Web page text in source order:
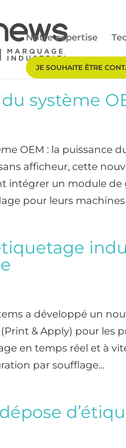
Notre expertise
JE SOUHAITE ÊTRE
système
OEM : la puissance
afficheur, cette
intégrer un module
pour leurs machines
a développé un
& Apply) pour les
en temps réel et à
par soufflage...